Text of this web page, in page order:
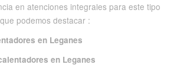
en atenciones integrales para este tipo
podemos destacar :
en Leganes
en Leganes